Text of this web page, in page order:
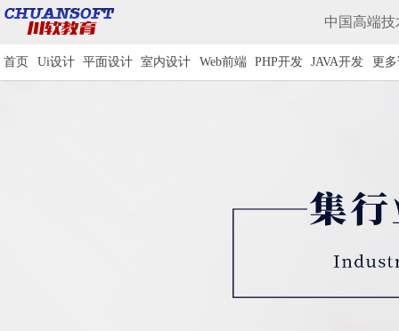
中国高端
首页 Ui设计 平面设计 室内设计 Web前端 PHP开发 JAVA开发 更